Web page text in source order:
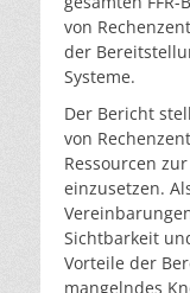
von
der
Systeme.
Der Bericht
von
Ressourcen
einzusetzen.
Sichtbarkeit
Vorteile der
mangelndes